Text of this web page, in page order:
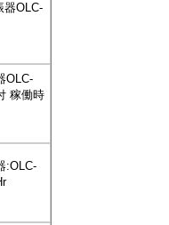
器OLC-
OLC-
稼働時
:OLC-